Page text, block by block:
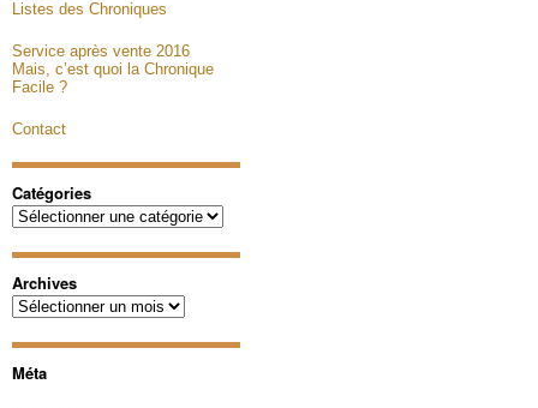
Listes des Chroniques
Service après vente 2016
Mais, c’est quoi la Chronique
Facile ?
Contact
Catégories
Catégories
Archives
Archives
Méta